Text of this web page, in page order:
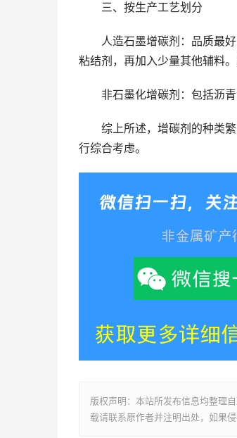
三、按生产工艺划分
人造石墨增碳剂：品质最好
粘结剂，再加入少量其他辅料
非石墨化增碳剂：包括沥青
综上所述，增碳剂的种类繁
行综合考虑。
版权声明：本站所发布信息均整理
载请联系原作者并注明出处，如果